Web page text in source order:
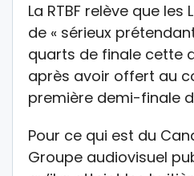
La RTBF relève que les
de « sérieux
quarts de finale cette
après avoir offert au
première demi-finale
Pour ce qui est du
Groupe audiovisuel